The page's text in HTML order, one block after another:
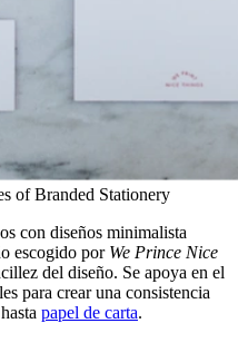
of Branded Stationery
con diseños minimalista
escogido por We Prince Nice
del diseño. Se apoya en el
para crear una consistencia
hasta papel de carta.